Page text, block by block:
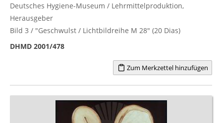
Deutsches Hygiene-Museum / Lehrmittelproduktion,
Herausgeber
Bild 3 / "Geschwulst / Lichtbildreihe M 28" (20 Dias)
DHMD 2001/478
Zum Merkzettel hinzufügen